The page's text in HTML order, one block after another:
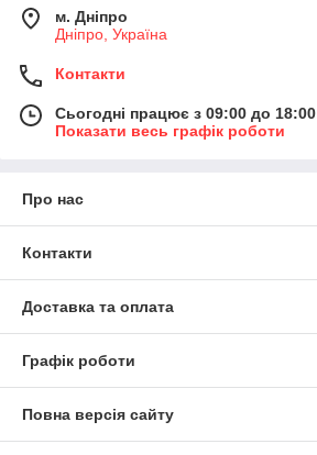
м. Дніпро
Дніпро, Україна
Контакти
Сьогодні працює з 09:00 до 18:00
Показати весь графік роботи
Про нас
Контакти
Доставка та оплата
Графік роботи
Повна версія сайту